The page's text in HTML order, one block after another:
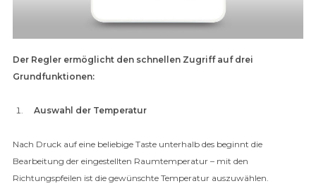
Der Regler ermöglicht den schnellen Zugriff auf drei
Grundfunktionen:
Auswahl der Temperatur
Nach Druck auf eine beliebige Taste unterhalb des beginnt die
Bearbeitung der eingestellten Raumtemperatur – mit den
Richtungspfeilen ist die gewünschte Temperatur auszuwählen.